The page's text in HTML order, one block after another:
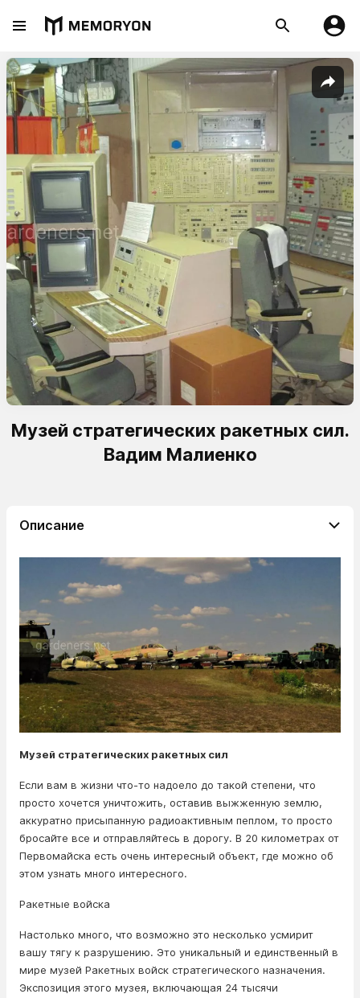
Музей стратегических ракетных сил.
Вадим Малиенко
Описание
Музей стратегических ракетных сил
Если вам в жизни что-то надоело до такой степени, что
просто хочется уничтожить, оставив выжженную землю,
аккуратно присыпанную радиоактивным пеплом, то просто
бросайте все и отправляйтесь в дорогу. В 20 километрах от
Первомайска есть очень интересный объект, где можно об
этом узнать много интересного.
Ракетные войска
Настолько много, что возможно это несколько усмирит
вашу тягу к разрушению. Это уникальный и единственный в
мире музей Ракетных войск стратегического назначения.
Экспозиция этого музея, включающая 24 тысячи